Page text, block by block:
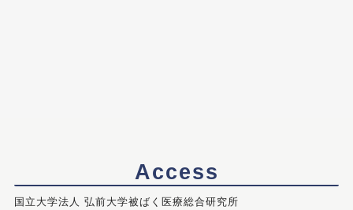
Access
国立大学法人 弘前大学被ばく医療総合研究所